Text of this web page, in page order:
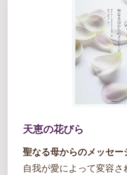
天恵の花びら
聖なる母からのメッセー
自我が愛によって変容さ